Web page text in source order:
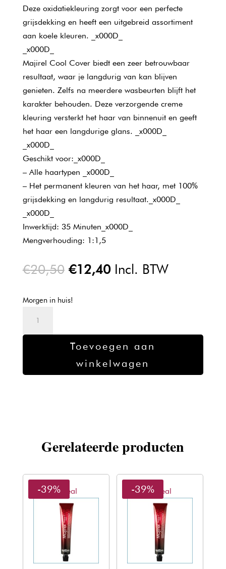
Deze oxidatiekleuring zorgt voor een perfecte
grijsdekking en heeft een uitgebreid assortiment
aan koele kleuren. _x000D_
_x000D_
Majirel Cool Cover biedt een zeer betrouwbaar
resultaat, waar je langdurig van kan blijven
genieten. Zelfs na meerdere wasbeurten blijft het
karakter behouden. Deze verzorgende creme
kleuring versterkt het haar van binnenuit en geeft
het haar een langdurige glans. _x000D_
_x000D_
Geschikt voor:_x000D_
– Alle haartypen _x000D_
– Het permanent kleuren van het haar, met 100%
grijsdekking en langdurig resultaat._x000D_
_x000D_
Inwerktijd: 35 Minuten_x000D_
Mengverhouding: 1:1,5
€20,50 Oorspronkelijke
was:
€12,40Huidige
Incl. BTW
Morgen in huis!
Toevoegen aan
winkelwagen
Gerelateerde producten
L'oreal
-39% L'oreal
-39%